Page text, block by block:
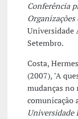
Conferência
Universidade
Setembro.
Costa,
(2007), "A
mudanças no
comunicação
Universidade